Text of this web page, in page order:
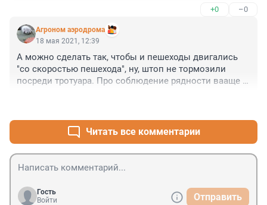
порядок хоть отбавляй. Честно говоря, спринтеры на
вело и электро, оккупировавшие тротуары, достали
всех, равно как и собачники со своими баскервилями
в свободном выгуле без поводка и намордника.
Нехилые штрафы быстро приведут в чувство
дебилов, плюющих на безапасность окружающих.
+0 –0
Агроном аэродрома
18 мая 2021, 12:39
А можно сделать так, чтобы и пешеходы двигались
"со скоростью пешехода", ну, штоп не тормозили
посреди тротуара. Про соблюдение рядности вааще
Читать все комментарии
Гость
Войти
Отправить